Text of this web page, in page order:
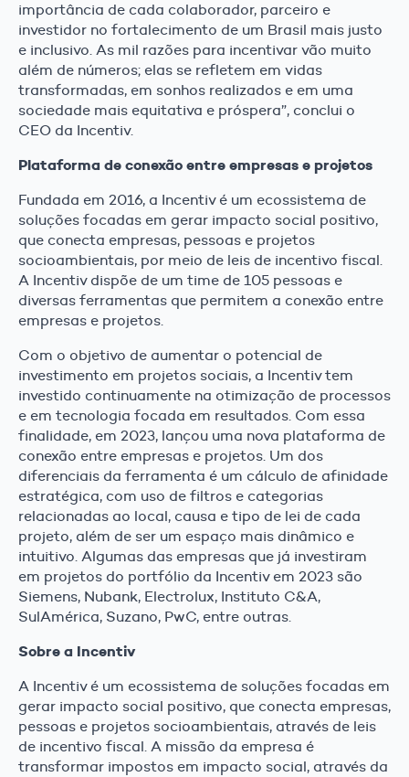
importância de cada colaborador, parceiro e
investidor no fortalecimento de um Brasil mais justo
e inclusivo. As mil razões para incentivar vão muito
além de números; elas se refletem em vidas
transformadas, em sonhos realizados e em uma
sociedade mais equitativa e próspera”, conclui o
CEO da Incentiv.
Plataforma de conexão entre empresas e projetos
Fundada em 2016, a Incentiv é um ecossistema de
soluções focadas em gerar impacto social positivo,
que conecta empresas, pessoas e projetos
socioambientais, por meio de leis de incentivo fiscal.
A Incentiv dispõe de um time de 105 pessoas e
diversas ferramentas que permitem a conexão entre
empresas e projetos.
Com o objetivo de aumentar o potencial de
investimento em projetos sociais, a Incentiv tem
investido continuamente na otimização de processos
e em tecnologia focada em resultados. Com essa
finalidade, em 2023, lançou uma nova plataforma de
conexão entre empresas e projetos. Um dos
diferenciais da ferramenta é um cálculo de afinidade
estratégica, com uso de filtros e categorias
relacionadas ao local, causa e tipo de lei de cada
projeto, além de ser um espaço mais dinâmico e
intuitivo. Algumas das empresas que já investiram
em projetos do portfólio da Incentiv em 2023 são
Siemens, Nubank, Electrolux, Instituto C&A,
SulAmérica, Suzano, PwC, entre outras.
Sobre a Incentiv
A Incentiv é um ecossistema de soluções focadas em
gerar impacto social positivo, que conecta empresas,
pessoas e projetos socioambientais, através de leis
de incentivo fiscal. A missão da empresa é
transformar impostos em impacto social, através da